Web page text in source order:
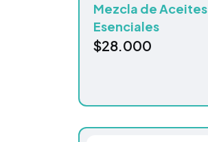
Mezcla de Aceites
Esenciales
$28.000